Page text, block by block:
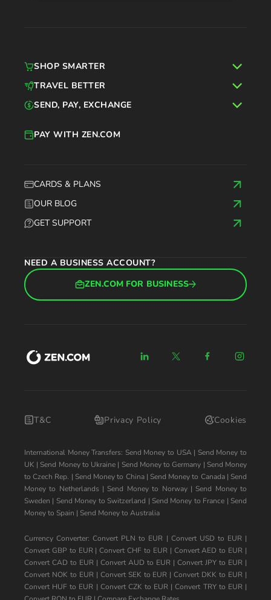
CARDS & PLANS
OUR BLOG
GET SUPPORT
PAY WITH ZEN.COM
NEED A BUSINESS ACCOUNT?
ZEN.COM FOR BUSINESS
SHOP SMARTER
TRAVEL BETTER
SEND, PAY, EXCHANGE
T&C Privacy Policy Cookies
International Money Transfers: Send Money to USA| Send Money to
UK | Send Money to Ukraine | Send Money to Germany | Send Money
to Czech Rep. | Send Money to China| Send Money to Canada| Send
Money to Netherlands | Send Money to Norway| Send Money to
Sweden | Send Money to Switzerland | Send Money to France | Send
Money to Spain | Send Money to Australia
Currency Converter:Convert PLN to EUR | Convert USD to EUR|
Convert GBP to EUR|Convert CHF to EUR| Convert AED to EUR |
Convert CAD to EUR | Convert AUD to EUR | Convert JPY to EUR |
Convert NOK to EUR| Convert SEK to EUR |Convert DKK to EUR |
Convert HUF to EUR | Convert CZK to EUR |Convert TRY to EUR|